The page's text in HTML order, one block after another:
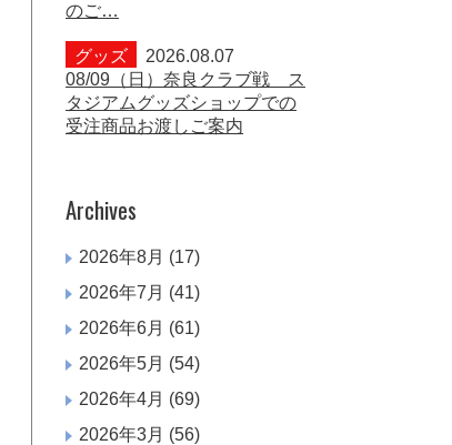
のご…
グッズ
2026.08.07
08/09（日）奈良クラブ戦 ス
タジアムグッズショップでの
受注商品お渡しご案内
Archives
2026年8月 (17)
2026年7月 (41)
2026年6月 (61)
2026年5月 (54)
2026年4月 (69)
2026年3月 (56)